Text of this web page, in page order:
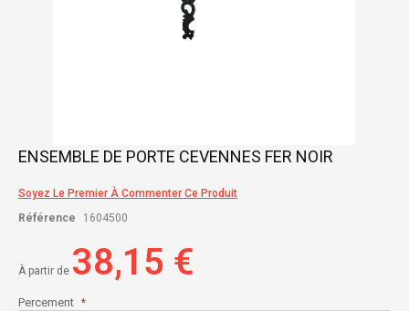
Skip
beginning
of
gallery
ENSEMBLE DE PORTE CEVENNES FER NOIR
Soyez Le Premier À Commenter Ce Produit
Référence
1604500
À partir de 38,15 €
Percement